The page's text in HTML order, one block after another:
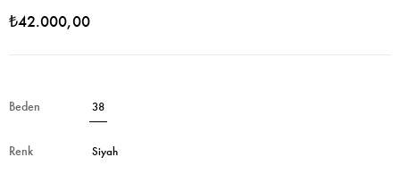
₺42.000,00
Beden 38
Renk Siyah